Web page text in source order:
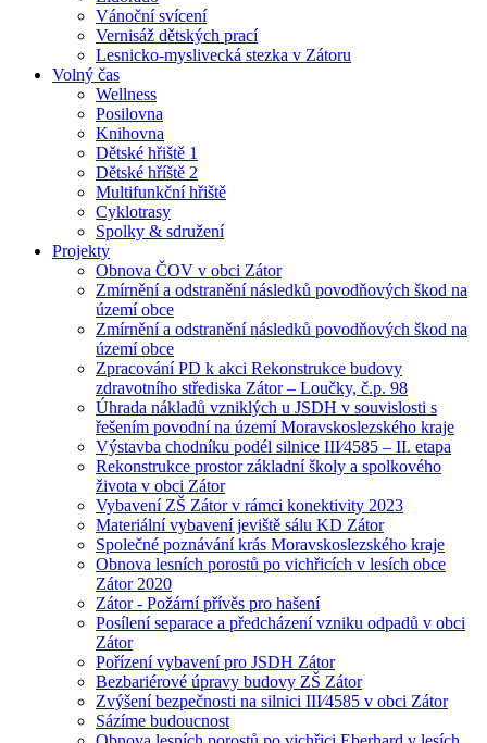
Vánoční svícení
Vernisáž dětských prací
Lesnicko-myslivecká stezka v Zátoru
Volný čas
Wellness
Posilovna
Knihovna
Dětské hřiště 1
Dětské hříště 2
Multifunkční hřiště
Cyklotrasy
Spolky & sdružení
Projekty
Obnova ČOV v obci Zátor
Zmírnění a odstranění následků povodňových škod na
území obce
Zmírnění a odstranění následků povodňových škod na
území obce
Zpracování PD k akci Rekonstrukce budovy
zdravotního střediska Zátor – Loučky, č.p. 98
Úhrada nákladů vzniklých u JSDH v souvislosti s
řešením povodní na území Moravskoslezského kraje
Výstavba chodníku podél silnice III⁄4585 – II. etapa
Rekonstrukce prostor základní školy a spolkového
života v obci Zátor
Vybavení ZŠ Zátor v rámci konektivity 2023
Materiální vybavení jeviště sálu KD Zátor
Společné poznávání krás Moravskoslezského kraje
Obnova lesních porostů po vichřicích v lesích obce
Zátor 2020
Zátor - Požární přívěs pro hašení
Posílení separace a předcházení vzniku odpadů v obci
Zátor
Pořízení vybavení pro JSDH Zátor
Bezbariérové úpravy budovy ZŠ Zátor
Zvýšení bezpečnosti na silnici III⁄4585 v obci Zátor
Sázíme budoucnost